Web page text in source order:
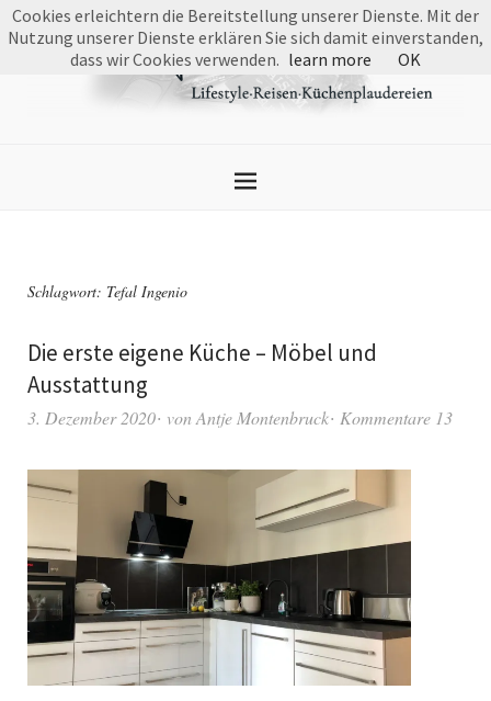
Schlagwort: Tefal Ingenio
Die erste eigene Küche – Möbel und
Ausstattung
3. Dezember 2020 vonAntje Montenbruck Kommentare 13
Cookies erleichtern die Bereitstellung unserer Dienste. Mit der
Nutzung unserer Dienste erklären Sie sich damit einverstanden,
dass wir Cookies verwenden. learn more OK